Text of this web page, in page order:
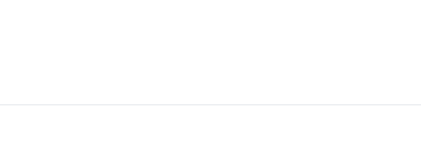
Kultur- Termine - Veranstaltungen